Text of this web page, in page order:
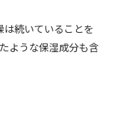
続いていることを
ような保湿成分も含